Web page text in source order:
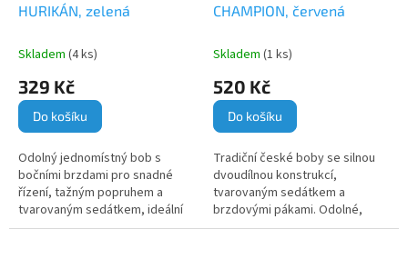
HURIKÁN, zelená
Skladem (4 ks)
329 Kč
Do košíku
Odolný jednomístný bob s
bočními brzdami pro snadné
řízení, tažným popruhem a
tvarovaným sedátkem, ideální
pro dětské zimní radovánky.
CHAMPION, červená
Skladem (1 ks)
520 Kč
Do košíku
Tradiční české boby se silnou
dvoudílnou konstrukcí,
tvarovaným sedátkem a
brzdovými pákami. Odolné,
stabilní a oblíbené po celé